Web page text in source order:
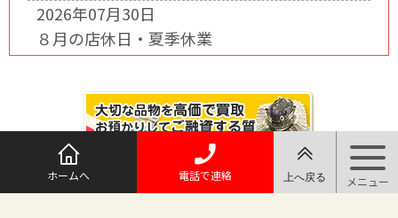
2026年07月30日
８月の店休日・夏季休業
ホームへ 電話で連絡